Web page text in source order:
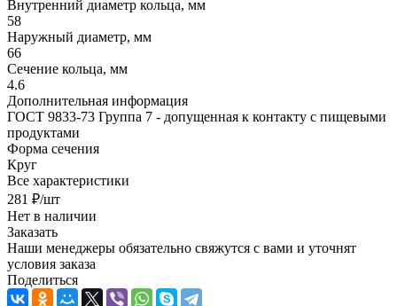
Внутренний диаметр кольца, мм
58
Наружный диаметр, мм
66
Сечение кольца, мм
4.6
Дополнительная информация
ГОСТ 9833-73 Группа 7 - допущенная к контакту с пищевыми
продуктами
Форма сечения
Круг
Все характеристики
281 ₽/шт
Нет в наличии
Заказать
Наши менеджеры обязательно свяжутся с вами и уточнят
условия заказа
Поделиться